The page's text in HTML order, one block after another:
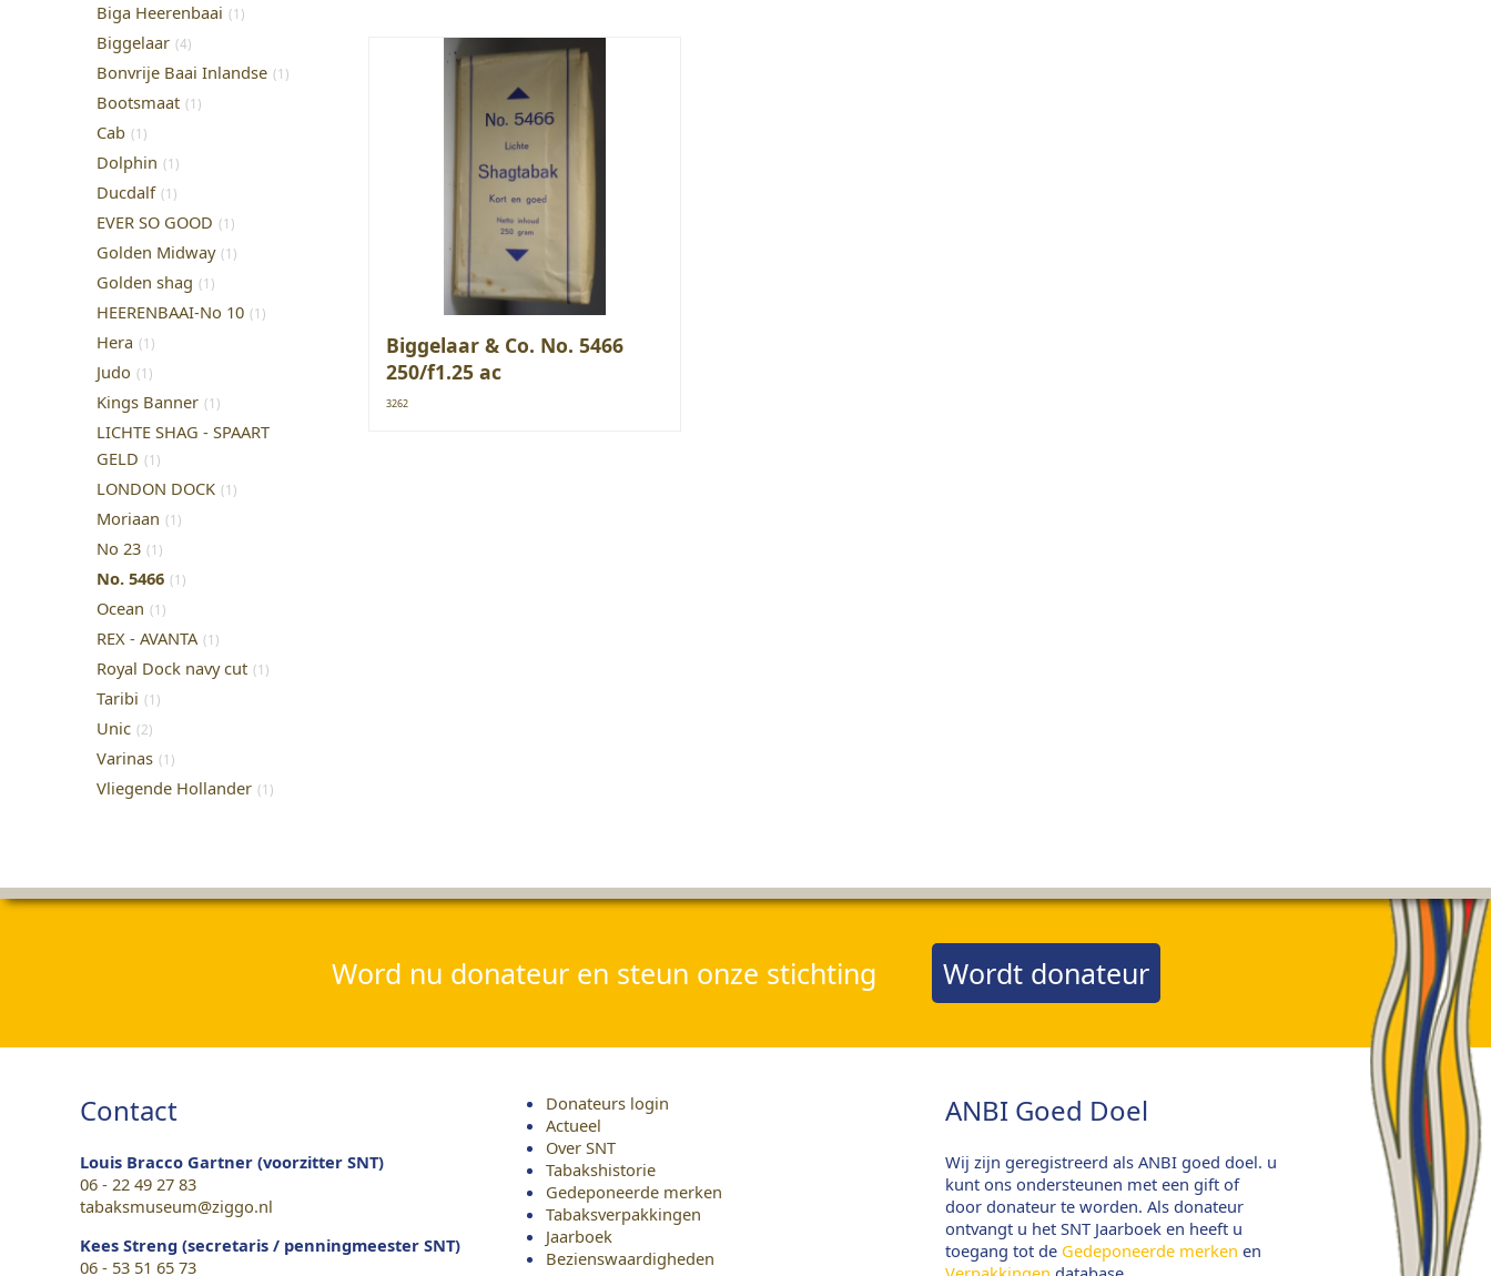
Biga Heerenbaai (1)
Biggelaar (4)
Bonvrije Baai Inlandse (1)
Bootsmaat (1)
Cab (1)
Dolphin (1)
Ducdalf (1)
EVER SO GOOD (1)
Golden Midway (1)
Golden shag (1)
HEERENBAAI-No 10 (1)
Hera (1)
Judo (1)
Kings Banner (1)
LICHTE SHAG - SPAART
GELD (1)
LONDON DOCK (1)
Moriaan (1)
No 23 (1)
No. 5466 (1)
Ocean (1)
REX - AVANTA (1)
Royal Dock navy cut (1)
Taribi (1)
Unic (2)
Varinas (1)
Vliegende Hollander (1)
Biggelaar & Co. No. 5466
250/f1.25 ac
3262
Word nu donateur en steun onze stichting Wordt donateur
Contact
Louis Bracco Gartner (voorzitter SNT)
06 - 22 49 27 83
tabaksmuseum@ziggo.nl
Kees Streng (secretaris / penningmeester SNT)
06 - 53 51 65 73
Donateurs login
Actueel
Over SNT
Tabakshistorie
Gedeponeerde merken
Tabaksverpakkingen
Jaarboek
Bezienswaardigheden
ANBI Goed Doel
Wij zijn geregistreerd als ANBI goed doel. u
kunt ons ondersteunen met een gift of
door donateur te worden. Als donateur
ontvangt u het SNT Jaarboek en heeft u
toegang tot de Gedeponeerde merken en